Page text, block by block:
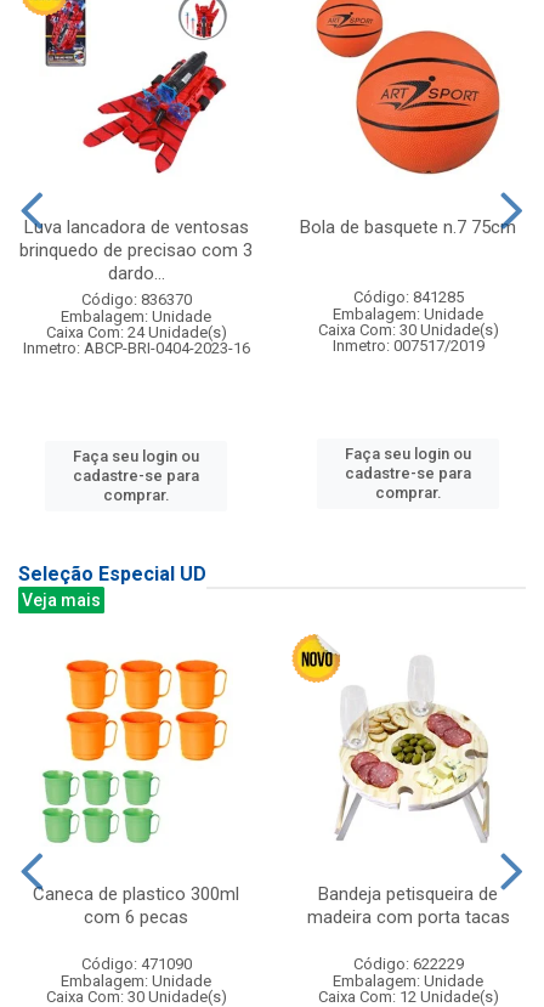
Luva lancadora de ventosas
brinquedo de precisao com 3
dardo...
Código: 836370
Embalagem: Unidade
Caixa Com: 24 Unidade(s)
Inmetro: ABCP-BRI-0404-2023-16
Faça seu login ou
cadastre-se para
comprar.
Bola de basquete n.7 75cm
Código: 841285
Embalagem: Unidade
Caixa Com: 30 Unidade(s)
Inmetro: 007517/2019
Faça seu login ou
cadastre-se para
comprar.
Seleção Especial UD
Veja mais
Caneca de plastico 300ml
com 6 pecas
Código: 471090
Embalagem: Unidade
Caixa Com: 30 Unidade(s)
Bandeja petisqueira de
madeira com porta tacas
Código: 622229
Embalagem: Unidade
Caixa Com: 12 Unidade(s)